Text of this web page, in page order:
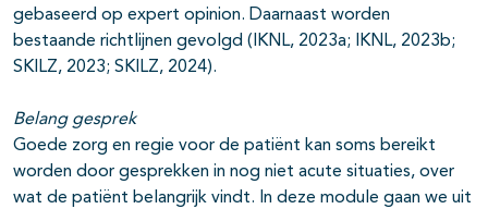
gebaseerd op expert opinion. Daarnaast worden
bestaande richtlijnen gevolgd (IKNL, 2023a; IKNL, 2023b;
SKILZ, 2023; SKILZ, 2024).
Belang gesprek
Goede zorg en regie voor de patiënt kan soms bereikt
worden door gesprekken in nog niet acute situaties, over
wat de patiënt belangrijk vindt. In deze module gaan we uit